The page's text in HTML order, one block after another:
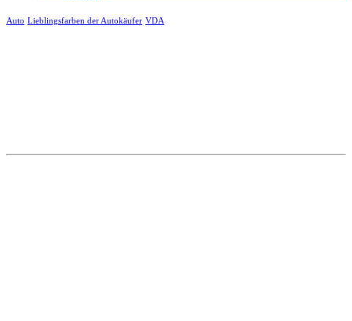
Auto Lieblingsfarben der Autokäufer VDA